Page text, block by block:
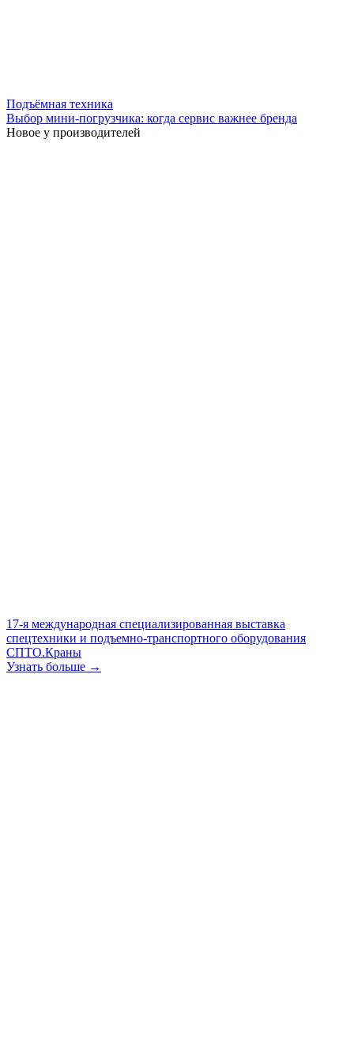
Подъёмная техника
Выбор мини-погрузчика: когда сервис важнее бренда
Новое у производителей
17-я международная специализированная выставка
спецтехники и подъемно-транспортного оборудования
СПТО.Краны
Узнать больше →